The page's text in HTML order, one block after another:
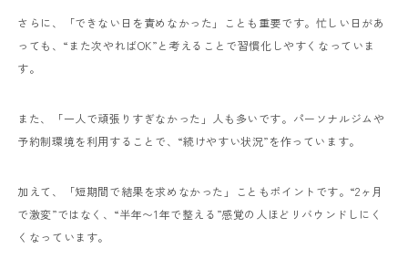
さらに、「できない日を責めなかった」ことも重要です。忙しい日があ
っても、“また次やればOK”と考えることで習慣化しやすくなっていま
す。
また、「一人で頑張りすぎなかった」人も多いです。パーソナルジムや
予約制環境を利用することで、“続けやすい状況”を作っています。
加えて、「短期間で結果を求めなかった」こともポイントです。“2ヶ月
で激変”ではなく、“半年〜1年で整える”感覚の人ほどリバウンドしにく
くなっています。